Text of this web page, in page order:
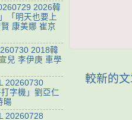
較新的
2026韓
「明天也要上
康美娜 崔京
2018韓
兒 李伊庚 車學
20260730
字機」劉亞仁
暘
20260728